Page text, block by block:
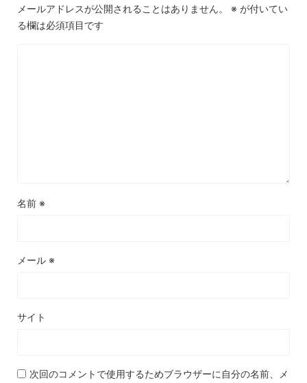
メールアドレスが公開されることはありません。 ※ が付いてい
る欄は必須項目です
名前 ※
メール ※
サイト
次回のコメントで使用するためブラウザーに自分の名前、メ